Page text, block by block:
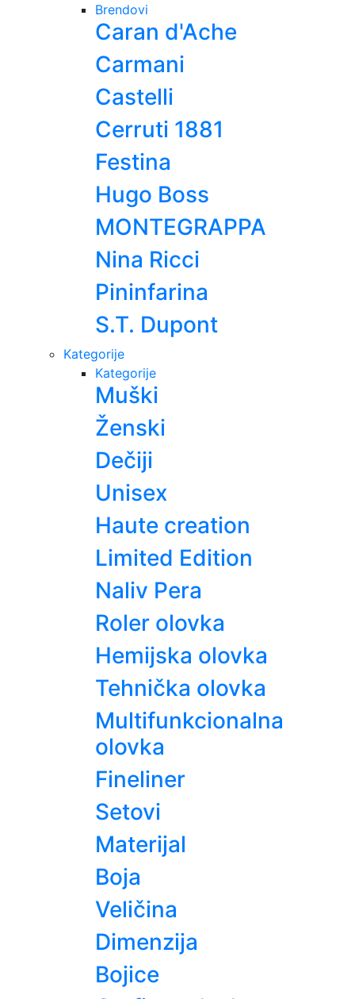
Brendovi
Caran d'Ache
Carmani
Castelli
Cerruti 1881
Festina
Hugo Boss
MONTEGRAPPA
Nina Ricci
Pininfarina
S.T. Dupont
Kategorije
Kategorije
Muški
Ženski
Dečiji
Unisex
Haute creation
Limited Edition
Naliv Pera
Roler olovka
Hemijska olovka
Tehnička olovka
Multifunkcionalna
olovka
Fineliner
Setovi
Materijal
Boja
Veličina
Dimenzija
Bojice